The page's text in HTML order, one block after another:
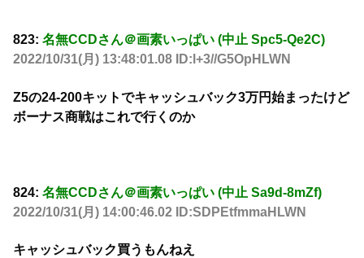
823: 名無CCDさん＠画素いっぱい (中止 Spc5-Qe2C)
2022/10/31(月) 13:48:01.08 ID:l+3//G5OpHLWN
Z5の24-200キットでキャッシュバック3万円始まったけど
ボーナス商戦はこれで行くのか
824: 名無CCDさん＠画素いっぱい (中止 Sa9d-8mZf)
2022/10/31(月) 14:00:46.02 ID:SDPEtfmmaHLWN
キャッシュバック買うもんねえ